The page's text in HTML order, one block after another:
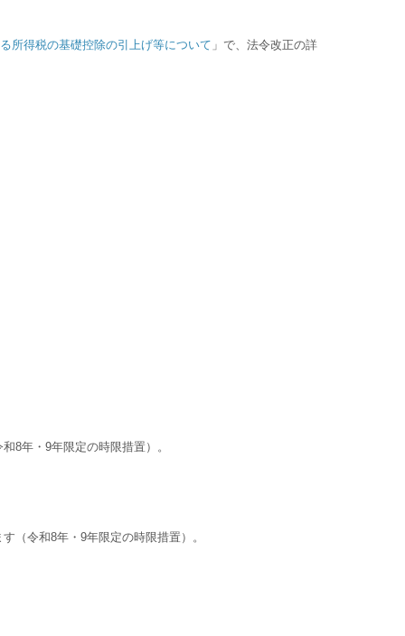
所得税の基礎控除の引上げ等について 」で、法令改正の詳
8年・9年限定の時限措置）。
（令和8年・9年限定の時限措置）。